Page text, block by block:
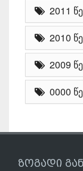
2011
2010
2009
0000
ზოგადი